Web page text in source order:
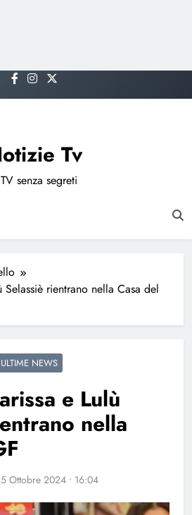
Tv
senza segreti
Selassiè rientrano nella Casa del
ULTIME NEWS
e Lulù
nella
5 Ottobre 2024 • 16:04